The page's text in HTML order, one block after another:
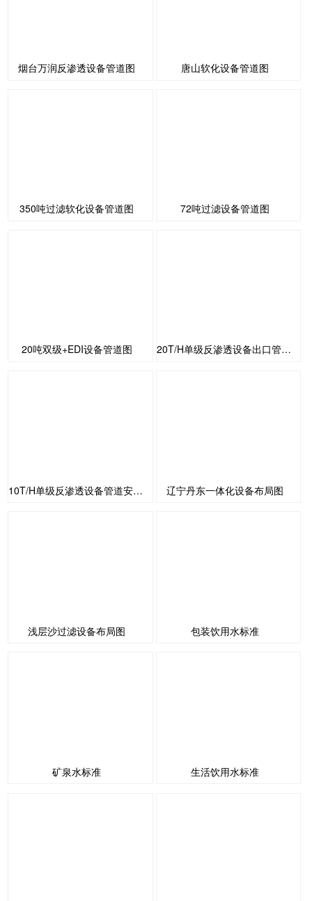
烟台万润反渗透设备管道图 唐山软化设备管道图
350吨过滤软化设备管道图 72吨过滤设备管道图
20吨双级+EDI设备管道图 20T/H单级反渗透设备出口管道安装图
10T/H单级反渗透设备管道安装图 辽宁丹东一体化设备布局图
浅层沙过滤设备布局图 包装饮用水标准
矿泉水标准 生活饮用水标准